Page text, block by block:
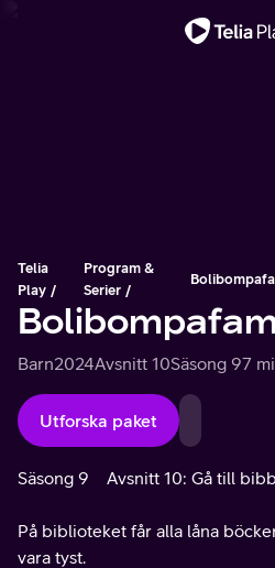
Telia
Play
Program &
Serier
Barn2024Avsnitt 10Säsong 97
Utforska paket
Säsong 9 Avsnitt 10: Gå till
På biblioteket får alla låna
vara tyst.